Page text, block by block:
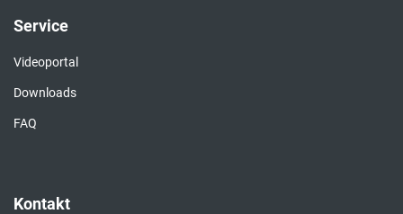
Service
Videoportal
Downloads
FAQ
Kontakt